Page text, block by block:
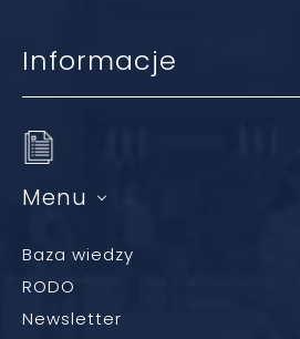
Informacje
Menu
Baza wiedzy
RODO
Newsletter